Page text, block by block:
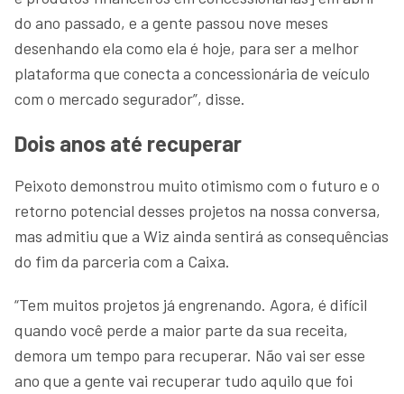
do ano passado, e a gente passou nove meses
desenhando ela como ela é hoje, para ser a melhor
plataforma que conecta a concessionária de veículo
com o mercado segurador”, disse.
Dois anos até recuperar
Peixoto demonstrou muito otimismo com o futuro e o
retorno potencial desses projetos na nossa conversa,
mas admitiu que a Wiz ainda sentirá as consequências
do fim da parceria com a Caixa.
“Tem muitos projetos já engrenando. Agora, é difícil
quando você perde a maior parte da sua receita,
demora um tempo para recuperar. Não vai ser esse
ano que a gente vai recuperar tudo aquilo que foi